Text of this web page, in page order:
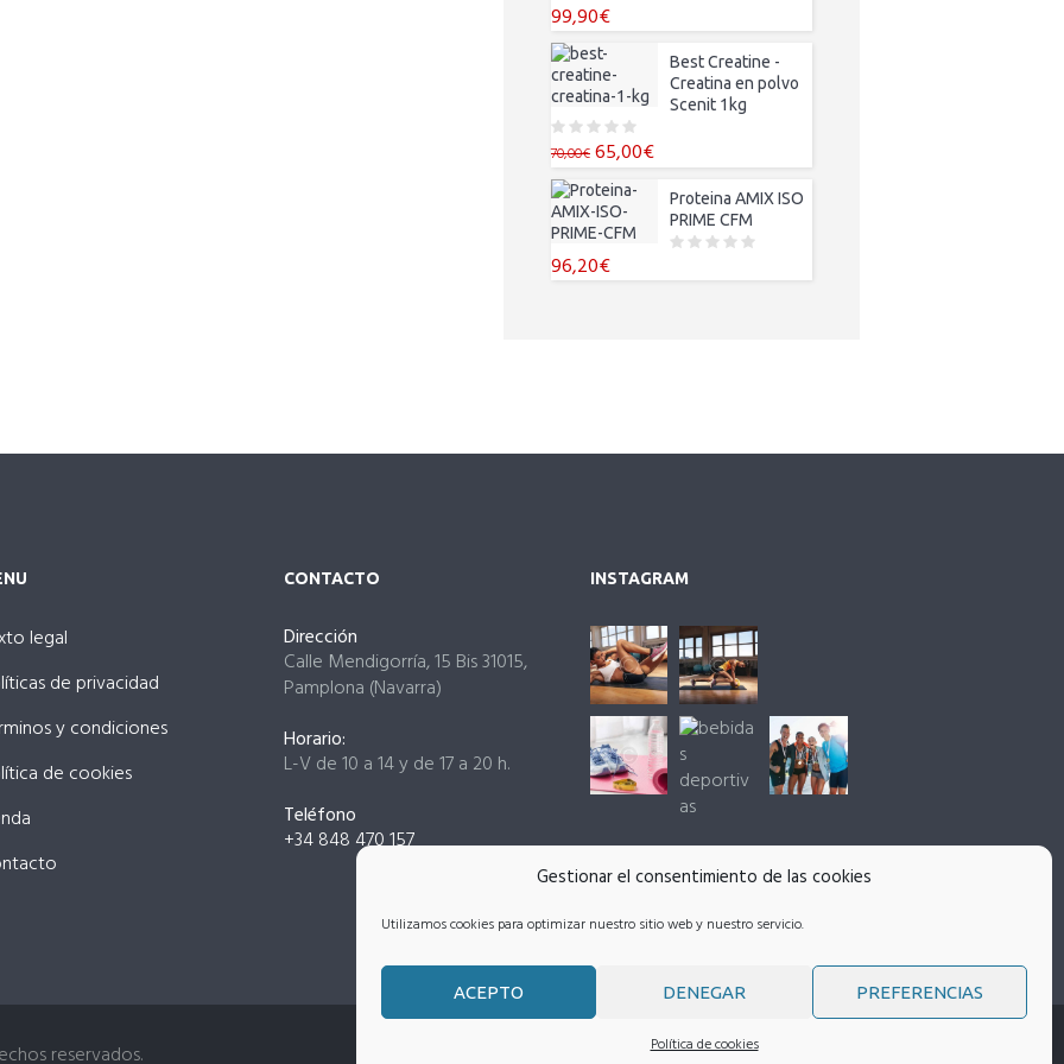
Gestionar el consentimiento de las cookies
Utilizamos cookies para optimizar nuestro sitio web y nuestro servicio.
ACEPTO DENEGAR PREFERENCIAS
Política de cookies
0
o
u
t
o
f
5
99,90€
Best Creatine -
Creatina en polvo
Scenit 1kg
0
u
t
o
f
5
70,00€ El
precio
original
era:
70,00€.
65,00€El
precio
actual
es:
65,00€.
Proteina AMIX ISO
PRIME CFM
o
96,20€
legal
de privacidad
y condiciones
de cookies
CONTACTO
Dirección
Calle Mendigorría, 15 Bis 31015,
Pamplona (Navarra)
Horario:
L-V de 10 a 14 y de 17 a 20 h.
Teléfono
+34 848 470 157
INSTAGRAM
reservados.